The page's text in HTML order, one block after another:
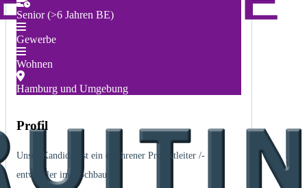
Senior (>6 Jahren BE)
Gewerbe
Wohnen
Hamburg und Umgebung
Profil
Unser Kandidat ist ein erfahrener Projektleiter /-
entwickler im Hochbau.